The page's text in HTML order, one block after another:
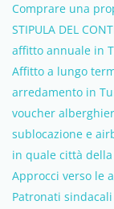
Comprare una
STIPULA DEL
affitto annuale in
Affitto a lungo
arredamento in
voucher
sublocazione e
in quale città
Approcci verso le
Patronati